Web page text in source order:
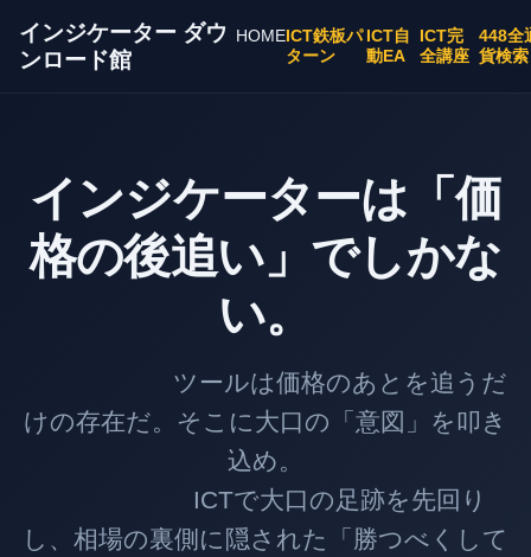
インジケーター ダウ
ンロード館
HOMEICT鉄板パ
ターン
ICT自
動EA
ICT完
全講座
448全
貨検索
インジケーターは「価
格の後追い」でしかな
い。
ツールは価格のあとを追うだ
けの存在だ。そこに大口の「意図」を叩き
込め。
ICTで大口の足跡を先回り
し、相場の裏側に隠された「勝つべくして